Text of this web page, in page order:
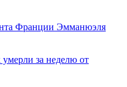
Франции Эмманюэля
за неделю от